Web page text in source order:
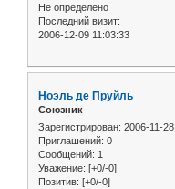
Не определено
Последний визит:
2006-12-09 11:03:33
Ноэль де Пруйль
Союзник
Зарегистрирован: 2006-11-28
Приглашений: 0
Сообщений: 1
Уважение: [+0/-0]
Позитив: [+0/-0]